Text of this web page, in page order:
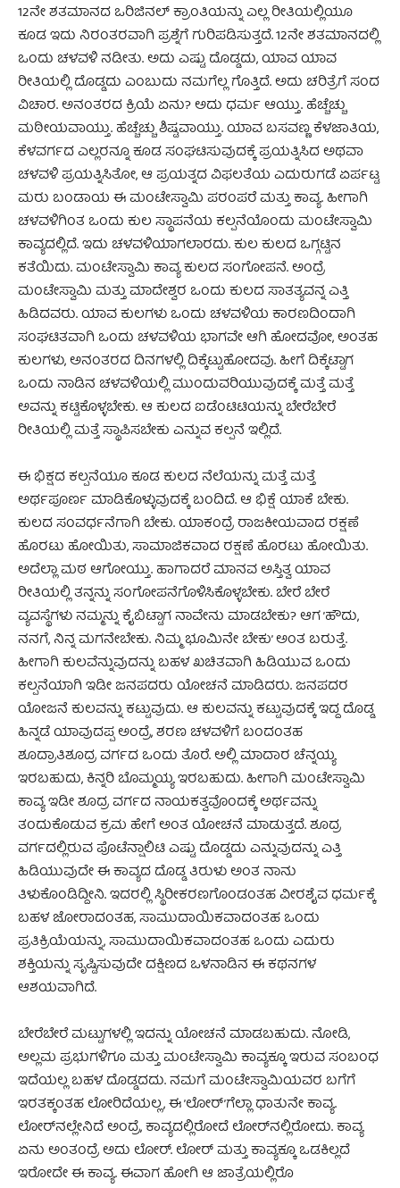
12ನೇ ಶತಮಾನದ ಒರಿಜಿನಲ್ ಕ್ರಾಂತಿಯನ್ನು ಎಲ್ಲ ರೀತಿಯಲ್ಲಿಯೂ
ಕೂಡ ಇದು ನಿರಂತರವಾಗಿ ಪ್ರಶ್ನೆಗೆ ಗುರಿಪಡಿಸುತ್ತದೆ. 12ನೇ ಶತಮಾನದಲ್ಲಿ
ಒಂದು ಚಳವಳಿ ನಡೀತು. ಅದು ಎಷ್ಟು ದೊಡ್ಡದು, ಯಾವ ಯಾವ
ರೀತಿಯಲ್ಲಿ ದೊಡ್ಡದು ಎಂಬುದು ನಮಗೆಲ್ಲ ಗೊತ್ತಿದೆ. ಅದು ಚರಿತ್ರೆಗೆ ಸಂದ
ವಿಚಾರ. ಅನಂತರದ ಕ್ರಿಯೆ ಏನು? ಅದು ಧರ್ಮ ಆಯ್ತು. ಹೆಚ್ಚೆಚ್ಚು
ಮಠೀಯವಾಯ್ತು. ಹೆಚ್ಚೆಚ್ಚು ಶಿಷ್ಟವಾಯ್ತು. ಯಾವ ಬಸವಣ್ಣ ಕೆಳಜಾತಿಯ,
ಕೆಳವರ್ಗದ ಎಲ್ಲರನ್ನೂ ಕೂಡ ಸಂಘಟಿಸುವುದಕ್ಕೆ ಪ್ರಯತ್ನಿಸಿದ ಅಥವಾ
ಚಳವಳಿ ಪ್ರಯತ್ನಿಸಿತೋ, ಆ ಪ್ರಯತ್ನದ ವಿಫಲತೆಯ ಎದುರುಗಡೆ ಏರ್ಪಟ್ಟ
ಮರು ಬಂಡಾಯ ಈ ಮಂಟೇಸ್ವಾಮಿ ಪರಂಪರೆ ಮತ್ತು ಕಾವ್ಯ. ಹೀಗಾಗಿ
ಚಳವಳಿಗಿಂತ ಒಂದು ಕುಲ ಸ್ಥಾಪನೆಯ ಕಲ್ಪನೆಯೊಂದು ಮಂಟೇಸ್ವಾಮಿ
ಕಾವ್ಯದಲ್ಲಿದೆ. ಇದು ಚಳವಳಿಯಾಗಲಾರದು. ಕುಲ ಕುಲದ ಒಗ್ಗಟ್ಟಿನ
ಕತೆಯಿದು. ಮಂಟೇಸ್ವಾಮಿ ಕಾವ್ಯ ಕುಲದ ಸಂಗೋಪನೆ. ಅಂದ್ರೆ
ಮಂಟೇಸ್ವಾಮಿ ಮತ್ತು ಮಾದೇಶ್ವರ ಒಂದು ಕುಲದ ಸಾತತ್ಯವನ್ನ ಎತ್ತಿ
ಹಿಡಿದವರು. ಯಾವ ಕುಲಗಳು ಒಂದು ಚಳವಳಿಯ ಕಾರಣದಿಂದಾಗಿ
ಸಂಘಟಿತವಾಗಿ ಒಂದು ಚಳವಳಿಯ ಭಾಗವೇ ಆಗಿ ಹೋದವೋ, ಅಂತಹ
ಕುಲಗಳು, ಅನಂತರದ ದಿನಗಳಲ್ಲಿ ದಿಕ್ಕೆಟ್ಟುಹೋದವು. ಹೀಗೆ ದಿಕ್ಕೆಟ್ಟಾಗ
ಒಂದು ನಾಡಿನ ಚಳವಳಿಯಲ್ಲಿ ಮುಂದುವರಿಯುವುದಕ್ಕೆ ಮತ್ತೆ ಮತ್ತೆ
ಅವನ್ನು ಕಟ್ಟಿಕೊಳ್ಳಬೇಕು. ಆ ಕುಲದ ಐಡೆಂಟಿಟಿಯನ್ನು ಬೇರೆಬೇರೆ
ರೀತಿಯಲ್ಲಿ ಮತ್ತೆ ಸ್ಥಾಪಿಸಬೇಕು ಎನ್ನುವ ಕಲ್ಪನೆ ಇಲ್ಲಿದೆ.
ಈ ಭಿಕ್ಷದ ಕಲ್ಪನೆಯೂ ಕೂಡ ಕುಲದ ನೆಲೆಯನ್ನು ಮತ್ತೆ ಮತ್ತೆ
ಅರ್ಥಪೂರ್ಣ ಮಾಡಿಕೊಳ್ಳುವುದಕ್ಕೆ ಬಂದಿದೆ. ಆ ಭಿಕ್ಷೆ ಯಾಕೆ ಬೇಕು.
ಕುಲದ ಸಂವರ್ಧನೆಗಾಗಿ ಬೇಕು. ಯಾಕಂದ್ರೆ ರಾಜಕೀಯವಾದ ರಕ್ಷಣೆ
ಹೊರಟು ಹೋಯಿತು, ಸಾಮಾಜಿಕವಾದ ರಕ್ಷಣೆ ಹೊರಟು ಹೋಯಿತು.
ಅದೆಲ್ಲಾ ಮಠ ಆಗೋಯ್ತು. ಹಾಗಾದರೆ ಮಾನವ ಅಸ್ತಿತ್ವ ಯಾವ
ರೀತಿಯಲ್ಲಿ ತನ್ನನ್ನು ಸಂಗೋಪನೆಗೊಳಿಸಿಕೊಳ್ಳಬೇಕು. ಬೇರೆ ಬೇರೆ
ವ್ಯವಸ್ಥೆಗಳು ನಮ್ಮನ್ನು ಕೈಬಿಟ್ಟಾಗ ನಾವೇನು ಮಾಡಬೇಕು? ಆಗ ’ಹೌದು,
ನನಗೆ, ನಿನ್ನ ಮಗನೇಬೇಕು. ನಿಮ್ಮ ಭೂಮಿನೇ ಬೇಕು’ ಅಂತ ಬರುತ್ತೆ.
ಹೀಗಾಗಿ ಕುಲವೆನ್ನುವುದನ್ನು ಬಹಳ ಖಚಿತವಾಗಿ ಹಿಡಿಯುವ ಒಂದು
ಕಲ್ಪನೆಯಾಗಿ ಇಡೀ ಜನಪದರು ಯೋಚನೆ ಮಾಡಿದರು. ಜನಪದರ
ಯೋಜನೆ ಕುಲವನ್ನು ಕಟ್ಟುವುದು. ಆ ಕುಲವನ್ನು ಕಟ್ಟುವುದಕ್ಕೆ ಇದ್ದ ದೊಡ್ಡ
ಹಿನ್ನಡೆ ಯಾವುದಪ್ಪ ಅಂದ್ರೆ, ಶರಣ ಚಳವಳಿಗೆ ಬಂದಂತಹ
ಶೂದ್ರಾತಿಶೂದ್ರ ವರ್ಗದ ಒಂದು ತೊರೆ. ಅಲ್ಲಿ ಮಾದಾರ ಚೆನ್ನಯ್ಯ
ಇರಬಹುದು, ಕಿನ್ನರಿ ಬೊಮ್ಮಯ್ಯ ಇರಬಹುದು. ಹೀಗಾಗಿ ಮಂಟೇಸ್ವಾಮಿ
ಕಾವ್ಯ ಇಡೀ ಶೂದ್ರ ವರ್ಗದ ನಾಯಕತ್ವವೊಂದಕ್ಕೆ ಅರ್ಥವನ್ನು
ತಂದುಕೊಡುವ ಕ್ರಮ ಹೇಗೆ ಅಂತ ಯೋಚನೆ ಮಾಡುತ್ತದೆ. ಶೂದ್ರ
ವರ್ಗದಲ್ಲಿರುವ ಪೊಟೆನ್ಷಾಲಿಟಿ ಎಷ್ಟು ದೊಡ್ಡದು ಎನ್ನುವುದನ್ನು ಎತ್ತಿ
ಹಿಡಿಯುವುದೇ ಈ ಕಾವ್ಯದ ದೊಡ್ಡ ತಿರುಳು ಅಂತ ನಾನು
ತಿಳುಕೊಂಡಿದ್ದೀನಿ. ಇದರಲ್ಲಿ ಸ್ಥಿರೀಕರಣಗೊಂಡಂತಹ ವೀರಶೈವ ಧರ್ಮಕ್ಕೆ
ಬಹಳ ಜೋರಾದಂತಹ, ಸಾಮುದಾಯಿಕವಾದಂತಹ ಒಂದು
ಪ್ರತಿಕ್ರಿಯೆಯನ್ನು, ಸಾಮುದಾಯಿಕವಾದಂತಹ ಒಂದು ಎದುರು
ಶಕ್ತಿಯನ್ನು ಸೃಷ್ಟಿಸುವುದೇ ದಕ್ಷಿಣದ ಒಳನಾಡಿನ ಈ ಕಥನಗಳ
ಆಶಯವಾಗಿದೆ.
ಬೇರೆಬೇರೆ ಮಟ್ಟುಗಳಲ್ಲಿ ಇದನ್ನು ಯೋಚನೆ ಮಾಡಬಹುದು. ನೋಡಿ,
ಅಲ್ಲಮ ಪ್ರಭುಗಳಿಗೂ ಮತ್ತು ಮಂಟೇಸ್ವಾಮಿ ಕಾವ್ಯಕ್ಕೂ ಇರುವ ಸಂಬಂಧ
ಇದೆಯಲ್ಲ ಬಹಳ ದೊಡ್ಡದದು. ನಮಗೆ ಮಂಟೇಸ್ವಾಮಿಯವರ ಬಗೆಗೆ
ಇರತಕ್ಕಂತಹ ಲೋರಿದೆಯಲ್ಲ, ಈ ’ಲೋರ್’ಗೆಲ್ಲಾ ಧಾತುನೇ ಕಾವ್ಯ.
ಲೋರ್‌ನಲ್ಲೇನಿದೆ ಅಂದ್ರೆ, ಕಾವ್ಯದಲ್ಲಿರೋದೆ ಲೋರ್‌ನಲ್ಲಿರೋದು. ಕಾವ್ಯ
ಏನು ಅಂತಂದ್ರೆ ಅದು ಲೋರ್. ಲೋರ್ ಮತ್ತು ಕಾವ್ಯಕ್ಕೂ ಒಡಕಿಲ್ಲದೆ
ಇರೋದೇ ಈ ಕಾವ್ಯ. ಈವಾಗ ಹೋಗಿ ಆ ಜಾತ್ರೆಯಲ್ಲಿರೊ